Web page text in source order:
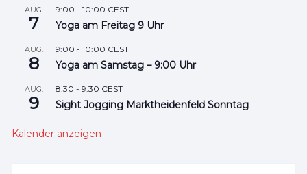
AUG.
7
9:00 -10:00 CEST
Yoga am Freitag 9 Uhr
AUG.
8
9:00 -10:00 CEST
Yoga am Samstag – 9:00 Uhr
AUG.
9
8:30 -9:30 CEST
Sight Jogging Marktheidenfeld Sonntag
Kalender anzeigen